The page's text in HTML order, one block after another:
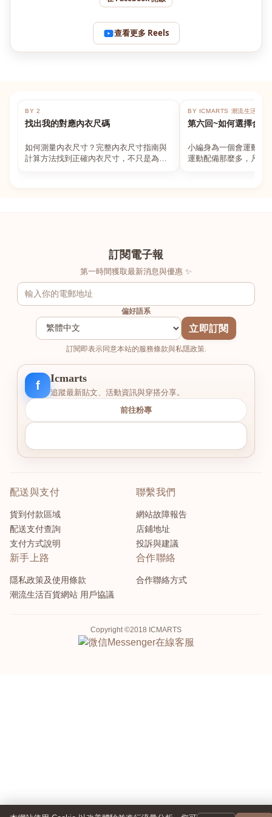
查看更多 Reels
BY 2
找出我的對應內衣尺碼
如何測量內衣尺寸？完整內衣尺寸指南與
計算方法找到正確內衣尺寸，不只是為了
BY ICMARTS 潮流生活百貨
第六回~如何選擇合適
小編身為一個會運動的
運動配備那麼多，凡舉
訂閱電子報
第一時間獲取最新消息與優惠 ✨
偏好語系
立即訂閱
訂閱即表示同意本站的服務條款與私隱政策.
f
Icmarts
追蹤最新貼文、活動資訊與穿搭分享。
前往粉專
配送與支付
貨到付款區域
配送支付查詢
支付方式說明
聯繫我們
網站故障報告
店鋪地址
投訴與建議
新手上路
隱私政策及使用條款
潮流生活百貨網站 用戶協議
合作聯絡
合作聯絡方式
Copyright ©2018 ICMARTS
Messenger在線客服